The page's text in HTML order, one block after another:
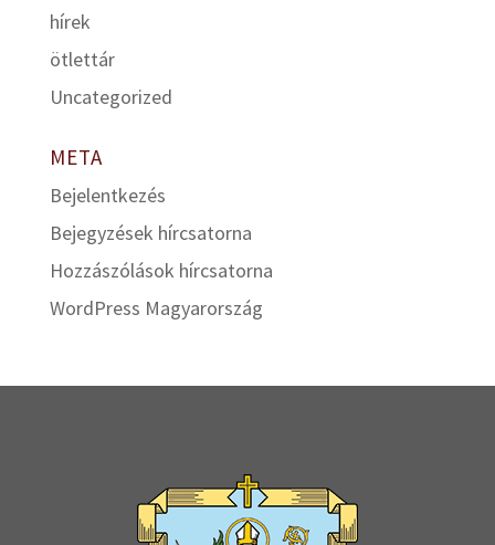
hírek
ötlettár
Uncategorized
META
Bejelentkezés
Bejegyzések hírcsatorna
Hozzászólások hírcsatorna
WordPress Magyarország